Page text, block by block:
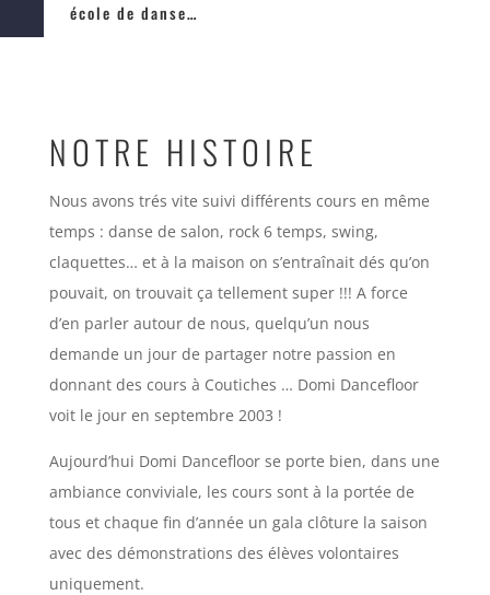
école de danse…
NOTRE HISTOIRE
Nous avons trés vite suivi différents cours en même
temps : danse de salon, rock 6 temps, swing,
claquettes… et à la maison on s’entraînait dés qu’on
pouvait, on trouvait ça tellement super !!! A force
d’en parler autour de nous, quelqu’un nous
demande un jour de partager notre passion en
donnant des cours à Coutiches … Domi Dancefloor
voit le jour en septembre 2003 !
Aujourd’hui Domi Dancefloor se porte bien, dans une
ambiance conviviale, les cours sont à la portée de
tous et chaque fin d’année un gala clôture la saison
avec des démonstrations des élèves volontaires
uniquement.